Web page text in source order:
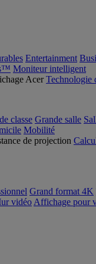
Entertainment
Moniteur intelligent
Technologie
classe Grande salle
Mobilité
Grand format 4K
vidéo Affichage pour